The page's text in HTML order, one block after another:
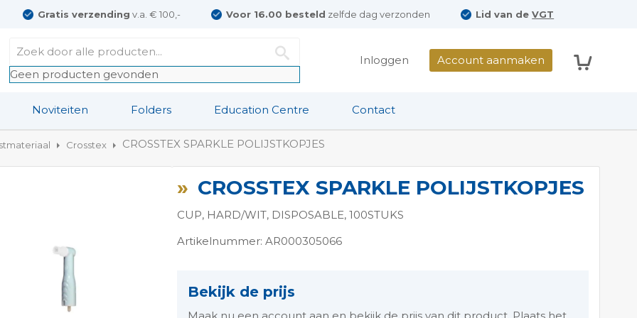
Gratis verzending v.a. € 100,- Voor 16.00 besteld zelfde dag verzonden Lid van deVGT
Geen producten gevonden
Inloggen Account aanmaken
Noviteiten Folders Education Centre Contact
Crosstex CROSSTEX SPARKLE POLIJSTKOPJES
CROSSTEX SPARKLE POLIJSTKOPJES
CUP, HARD/WIT, DISPOSABLE, 100STUKS
Artikelnummer: AR000305066
Bekijk de prijs
Maak nu een account aan en bekijk de prijs van dit product. Plaats het